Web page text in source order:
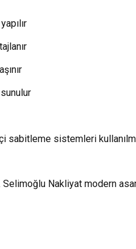
sabitleme sistemleri
Nakliyat modern